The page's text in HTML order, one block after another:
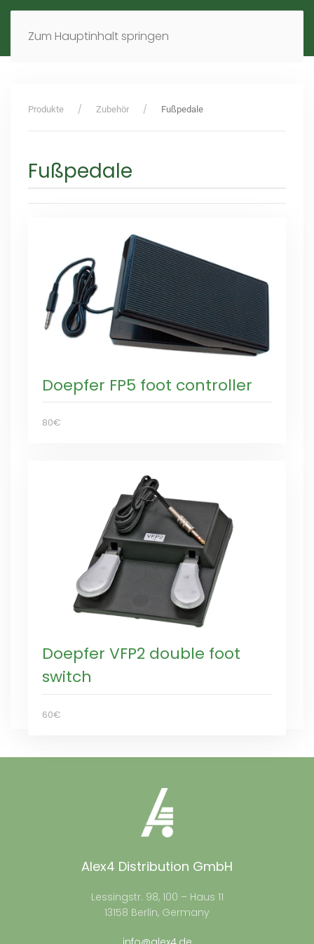
Zum Hauptinhalt springen
EN
Produkte Zubehör Fußpedale
Fußpedale
Doepfer FP5 foot controller
80€
Doepfer VFP2 double foot
switch
60€
Alex4 Distribution GmbH
Lessingstr. 98, 100 – Haus 11
13158 Berlin, Germany